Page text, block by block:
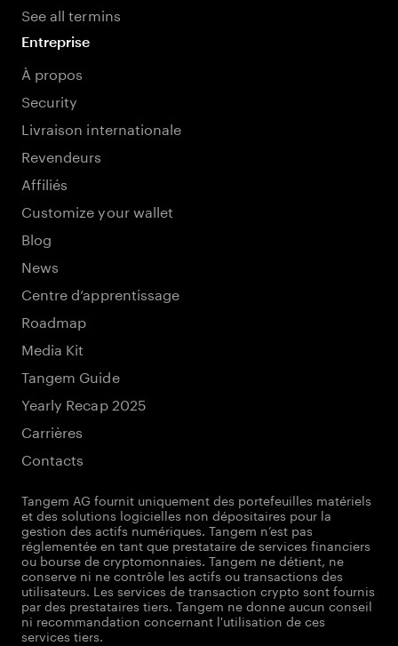
See all termins
Entreprise
À propos
Security
Livraison internationale
Revendeurs
Affiliés
Customize your wallet
Blog
News
Centre d’apprentissage
Roadmap
Media Kit
Tangem Guide
Yearly Recap 2025
Carrières
Contacts
Tangem AG fournit uniquement des portefeuilles matériels
et des solutions logicielles non dépositaires pour la
gestion des actifs numériques. Tangem n’est pas
réglementée en tant que prestataire de services financiers
ou bourse de cryptomonnaies. Tangem ne détient, ne
conserve ni ne contrôle les actifs ou transactions des
utilisateurs. Les services de transaction crypto sont fournis
par des prestataires tiers. Tangem ne donne aucun conseil
ni recommandation concernant l'utilisation de ces
services tiers.